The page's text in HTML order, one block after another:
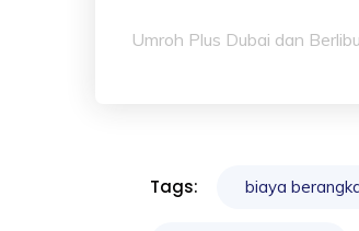
Umroh Plus Dubai dan
Tags: biaya